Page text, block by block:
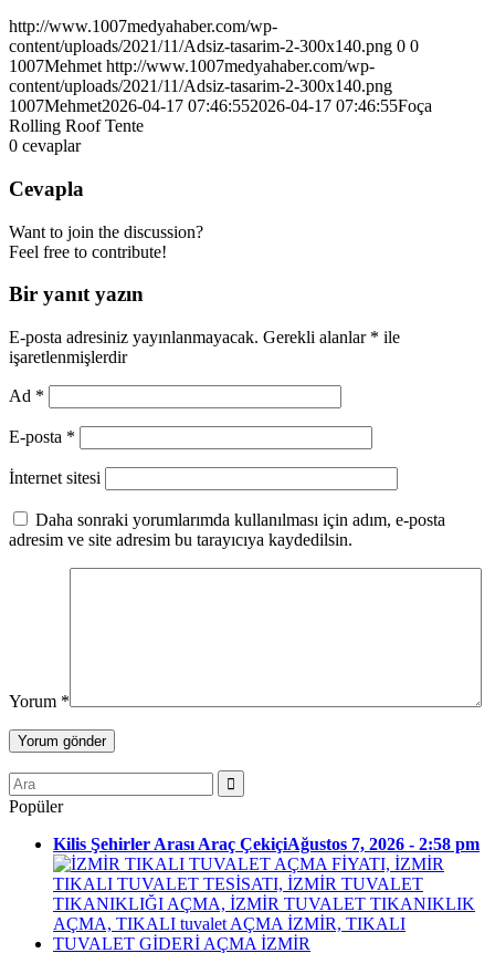
http://www.1007medyahaber.com/wp-
content/uploads/2021/11/Adsiz-tasarim-2-300x140.png 0 0
1007Mehmet http://www.1007medyahaber.com/wp-
content/uploads/2021/11/Adsiz-tasarim-2-300x140.png
1007Mehmet2026-04-17 07:46:552026-04-17 07:46:55Foça
Rolling Roof Tente
0 cevaplar
Cevapla
Want to join the discussion?
Feel free to contribute!
Bir yanıt yazın
E-posta adresiniz yayınlanmayacak. Gerekli alanlar * ile
işaretlenmişlerdir
Ad *
E-posta *
İnternet sitesi
Daha sonraki yorumlarımda kullanılması için adım, e-posta
adresim ve site adresim bu tarayıcıya kaydedilsin.
Yorum *
Popüler
Kilis Şehirler Arası Araç ÇekiçiAğustos 7, 2026 - 2:58 pm